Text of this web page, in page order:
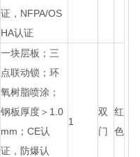
证，NFPA/OS
HA认证
一块层板；三
点联动锁；环
氧树脂喷涂；
钢板厚度＞1.0
mm；CE认
证，防爆认
1
双
门
红
色